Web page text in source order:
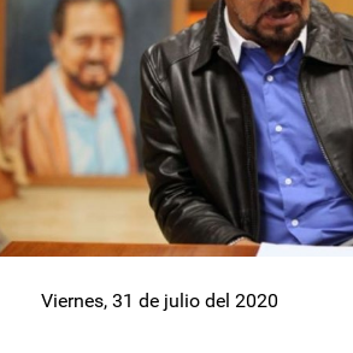
Viernes, 31 de julio del 2020